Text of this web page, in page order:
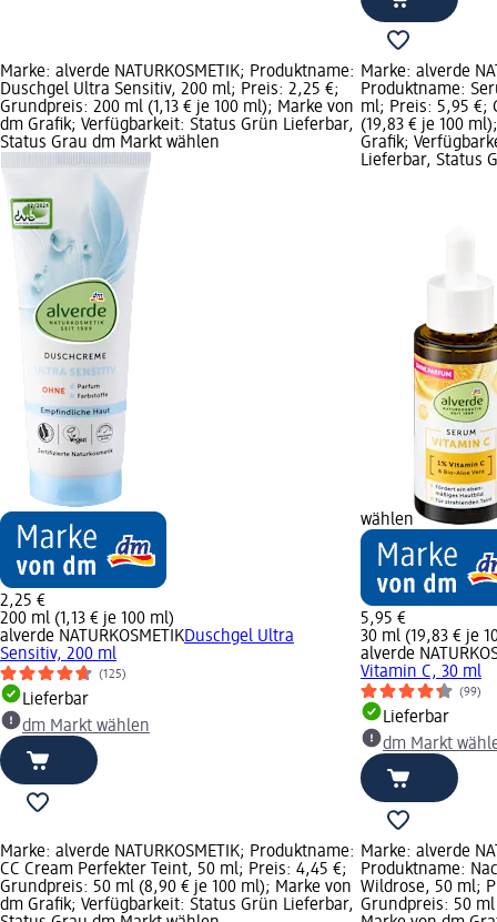
Marke: alverde NATURKOSMETIK; Produktname:
Duschgel Ultra Sensitiv, 200 ml; Preis: 2,25 €;
Grundpreis: 200 ml (1,13 € je 100 ml); Marke von
dm Grafik; Verfügbarkeit: Status Grün Lieferbar,
Status Grau dm Markt wählen
2,25 €
200 ml (1,13 € je 100 ml)
alverde NATURKOSMETIKDuschgel Ultra
Sensitiv, 200 ml
(125)
Lieferbar
dm Markt wählen
Marke: alverde
Produktname:
ml; Preis: 5,95 €;
(19,83 € je 100
Grafik;
Lieferbar, Status
wählen
5,95 €
30 ml (19,83 € je
alverde
Vitamin C, 30 ml
(99)
Lieferbar
dm Markt
Marke: alverde NATURKOSMETIK; Produktname:
CC Cream Perfekter Teint, 50 ml; Preis: 4,45 €;
Grundpreis: 50 ml (8,90 € je 100 ml); Marke von
dm Grafik; Verfügbarkeit: Status Grün Lieferbar,
Marke: alverde
Produktname:
Wildrose, 50 ml;
Grundpreis: 50